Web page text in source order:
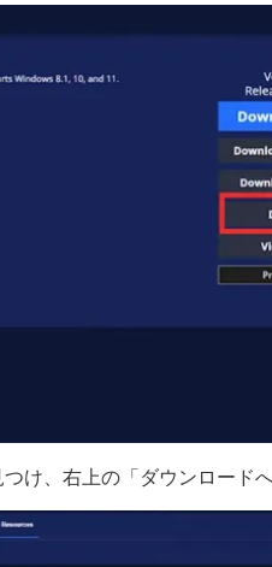
け、右上の「ダウンロード